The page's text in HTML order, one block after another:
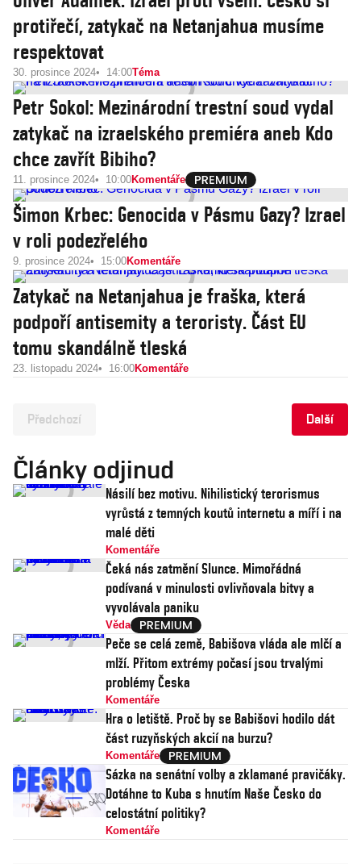
protiřečí, zatykač na Netanjahua musíme
respektovat
30. prosince 2024 14:00Téma
Petr Sokol: Mezinárodní trestní soud vydal
zatykač na izraelského premiéra aneb Kdo
chce zavřít Bibiho?
11. prosince 2024 10:00Komentáře
Šimon Krbec: Genocida v Pásmu Gazy? Izrael
v roli podezřelého
9. prosince 2024 15:00Komentáře
Zatykač na Netanjahua je fraška, která
podpoří antisemity a teroristy. Část EU
tomu skandálně tleská
23. listopadu 2024 16:00Komentáře
Předchozí Další
Články odjinud
Násilí bez motivu. Nihilistický terorismus
vyrůstá z temných koutů internetu a míří i na
malé děti
Komentáře
Čeká nás zatmění Slunce. Mimořádná
podívaná v minulosti ovlivňovala bitvy a
vyvolávala paniku
Věda
Peče se celá země, Babišova vláda ale mlčí a
mlží. Přitom extrémy počasí jsou trvalými
problémy Česka
Komentáře
Hra o letiště. Proč by se Babišovi hodilo dát
část ruzyňských akcií na burzu?
Komentáře
Sázka na senátní volby a zklamané pravičáky.
Dotáhne to Kuba s hnutím Naše Česko do
celostátní politiky?
Komentáře